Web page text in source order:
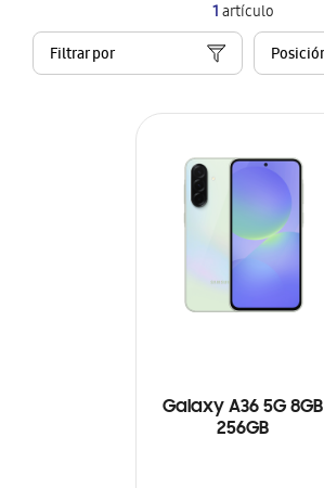
1artículo
Filtrar por
Galaxy A36 5G 8GB
256GB